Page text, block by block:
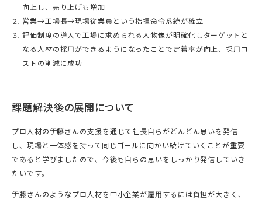
向上し、売り上げも増加
営業→工場長→現場従業員という指揮命令系統が確立
評価制度の導入で工場に求められる人物像が明確化しターゲットと
なる人材の採用ができるようになったことで定着率が向上、採用コ
ストの削減に成功
課題解決後の展開について
プロ人材の伊藤さんの支援を通じて社長自らがどんどん思いを発信
し、現場と一体感を持って同じゴールに向かい続けていくことが重要
であると学びましたので、今後も自らの思いをしっかり発信していき
たいです。
伊藤さんのようなプロ人材を中小企業が雇用するには負担が大きく、